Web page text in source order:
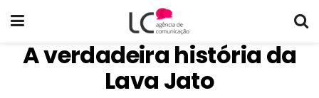
A verdadeira história da
Lava Jato